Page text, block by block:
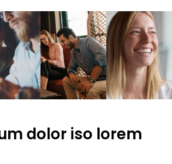
dolor iso lorem